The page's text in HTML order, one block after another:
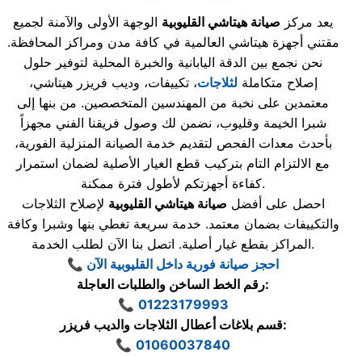
يعد مركز صيانة هيتاشي القليوبية الوجهة الأولى والآمنة لجميع
مقتني أجهزة هيتاشي العالمية في كافة مدن ومراكز المحافظة.
نحن نجمع بين الدقة اليابانية والخبرة المحلية لتوفير حلول
إصلاح متكاملة لثلاجات، تكييفات، وديب فريزر هيتاشي،
معتمدين على نخبة من المهندسين المتخصصين. من بنها إلى
شبرا الخيمة وقليوب، نضمن لك وصول فريقنا الفني مجهزاً
بأحدث معدات الفحص لتقديم خدمة الصيانة المنزلية الفورية،
مع الالتزام التام بتركيب قطع الغيار الأصلية لضمان استمرار
كفاءة أجهزتكم لأطول فترة ممكنة.
احصل على أفضل صيانة هيتاشي القليوبية لإصلاح الثلاجات
والتكييفات بضمان معتمد. خدمة سريعة تغطي بنها وشبرا وكافة
المراكز بقطع غيار أصلية. اتصل بنا الآن لطلب الخدمة.
📞 احجز صيانة فورية داخل القليوبية الآن
رقم الخط الساخن والطلبات العاجلة:
📞 01223179993
قسم بلاغات أعطال الثلاجات والديب فريزر:
📞 01060037840